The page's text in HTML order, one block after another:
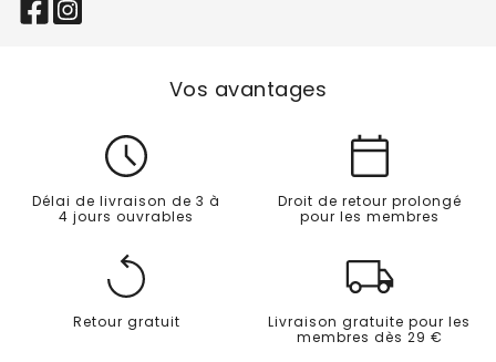
Vos avantages
Délai de livraison de 3 à
4 jours ouvrables
Droit de retour prolongé
pour les membres
Retour gratuit
Livraison gratuite pour les
membres dès 29 €